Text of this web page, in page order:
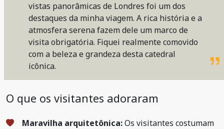
vistas panorâmicas de Londres foi um dos
destaques da minha viagem. A rica história e a
atmosfera serena fazem dele um marco de
visita obrigatória. Fiquei realmente comovido
com a beleza e grandeza desta catedral
icônica.
O que os visitantes adoraram
Maravilha arquitetônica:Os visitantes costumam